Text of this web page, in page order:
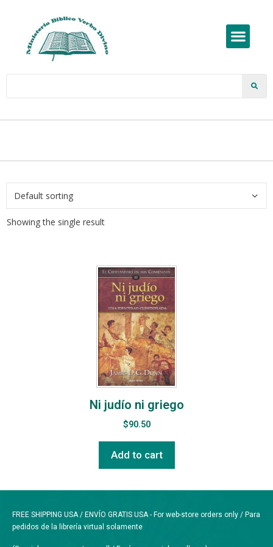
Showing the single result
Ni judío ni griego
$90.50
Add to cart
FREE SHIPPING USA / ENVÍO GRATIS USA - For web-store orders only / Para
pedidos de la librería virtual solamente